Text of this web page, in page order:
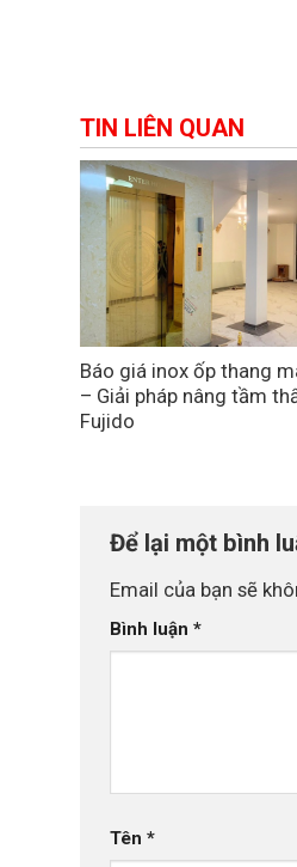
TIN LIÊN QUAN
Báo giá inox ốp thang
– Giải pháp nâng tầm
Fujido
Để lại một bình
Email của bạn sẽ
Bình luận *
Tên *